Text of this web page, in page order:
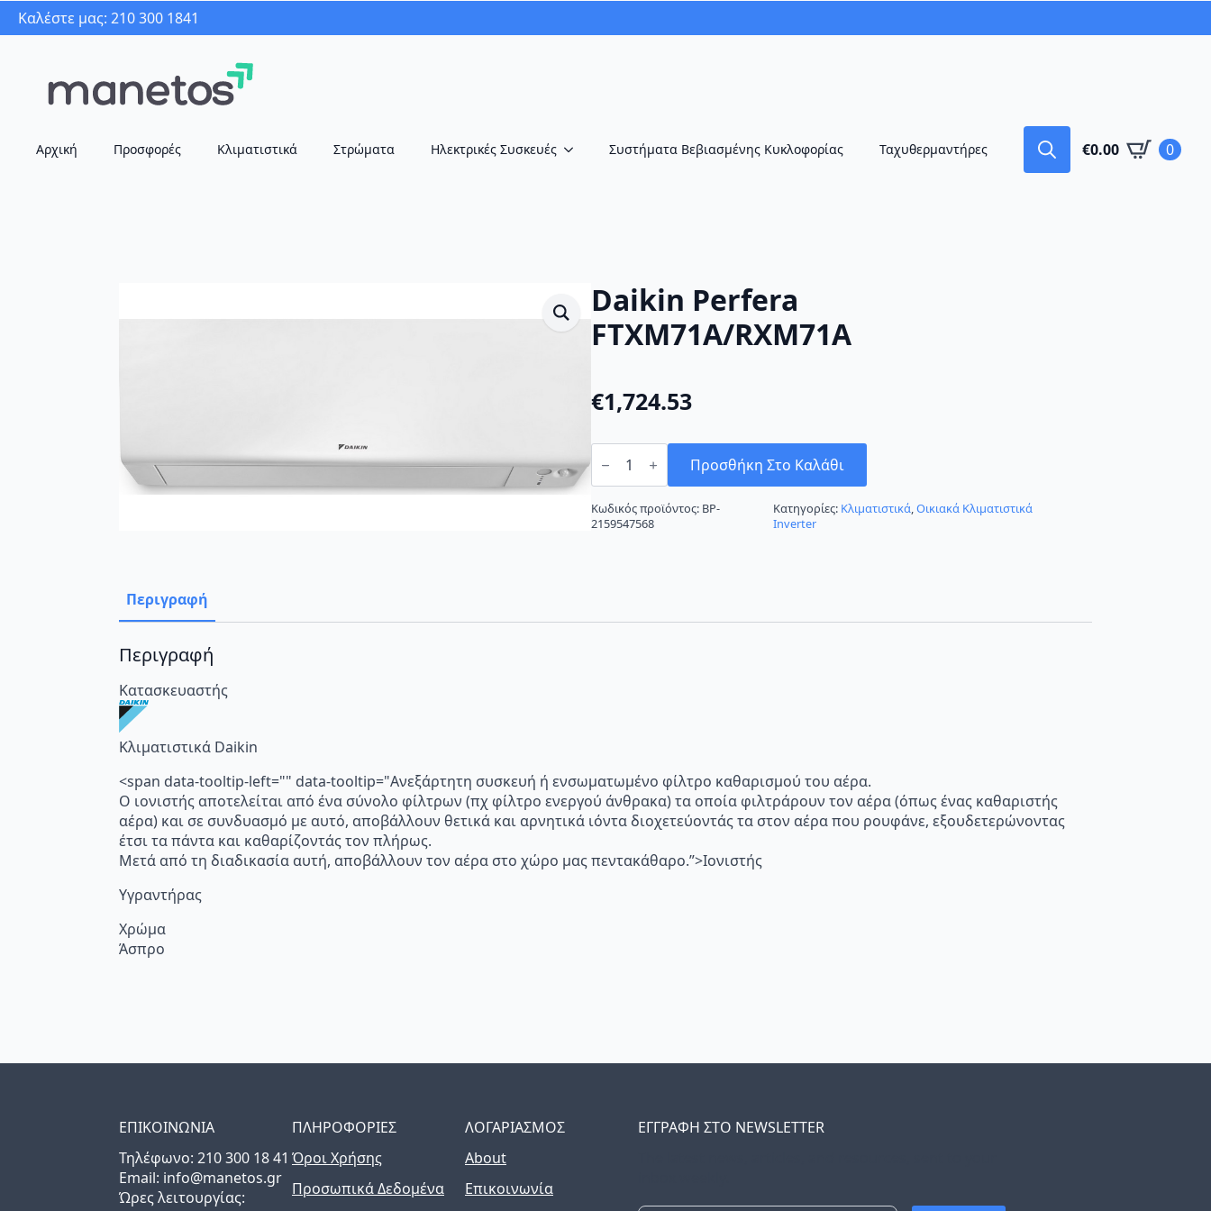
Καλέστε μας: 210 300 1841
Αρχική Προσφορές Κλιματιστικά Στρώματα Ηλεκτρικές Συσκευές Συστήματα Βεβιασμένης Κυκλοφορίας Ταχυθερμαντήρες €0.00 0
Daikin Perfera
FTXM71A/RXM71A
€1,724.53
Daikin
Perfera
FTXM71A/RXM71A
ποσότητα
Προσθήκη Στο Καλάθι
Κωδικός προϊόντος: BP-
2159547568
Κατηγορίες: Κλιματιστικά,Οικιακά Κλιματιστικά
Inverter
Περιγραφή
Περιγραφή
Κατασκευαστής
Κλιματιστικά Daikin
<span data-tooltip-left="" data-tooltip="Ανεξάρτητη συσκευή ή ενσωματωμένο φίλτρο καθαρισμού του αέρα.
Ο ιονιστής αποτελείται από ένα σύνολο φίλτρων (πχ φίλτρο ενεργού άνθρακα) τα οποία φιλτράρουν τον αέρα (όπως ένας καθαριστής
αέρα) και σε συνδυασμό με αυτό, αποβάλλουν θετικά και αρνητικά ιόντα διοχετεύοντάς τα στον αέρα που ρουφάνε, εξουδετερώνοντας
έτσι τα πάντα και καθαρίζοντάς τον πλήρως.
Μετά από τη διαδικασία αυτή, αποβάλλουν τον αέρα στο χώρο μας πεντακάθαρο.”>Ιονιστής
Υγραντήρας
Χρώμα
Άσπρο
ΕΠΙΚΟΙΝΩΝΙΑ
Τηλέφωνo: 210 300 18 41
Email: info@manetos.gr
Ώρες λειτουργίας:
ΠΛΗΡΟΦΟΡΙΕΣ
Όροι Χρήσης
Προσωπικά Δεδομένα
ΛΟΓΑΡΙΑΣΜΟΣ
About
Επικοινωνία
ΕΓΓΡΑΦΗ ΣΤΟ NEWSLETTER